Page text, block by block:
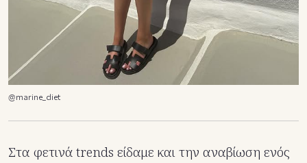
@marine_diet
Στα φετινά trends είδαμε και την αναβίωση ενός